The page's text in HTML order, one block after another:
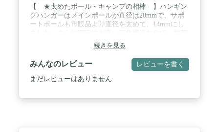
【 ★太めたポール・キャンプの相棒 】ハンギン
グハンガーはメインポールが直径は20mmで、サポ
ートポールも市販品より直径を太めて、14mmにし
重は10kgまでです。ハンギングラックはキャンプ場
で置き場に困るランタンや、行方不明になりがちな
小物をスッキリにします。 / 【 ★ステンレスコー
ド・組み立て楽々 】本体の三角形接続部分はステ
ンレスコードに改良され、コードが割れにくい、長
続きを見る
みんなのレビュー レビューを書く
まだレビューはありません